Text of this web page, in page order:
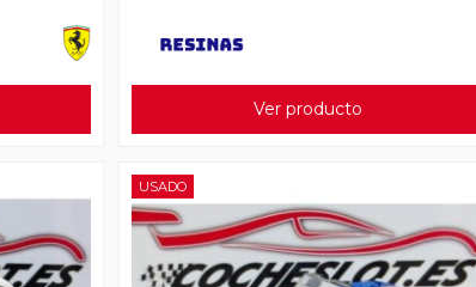
Ver producto
USADO